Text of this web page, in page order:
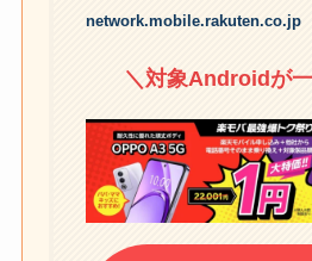
network.mobile.rakuten.co.jp
＼対象Androidが